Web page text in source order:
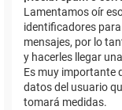
Lamentamos oír
identificadores
mensajes, por lo
y hacerles llegar
Es muy importante
datos del usuario
tomará medidas.